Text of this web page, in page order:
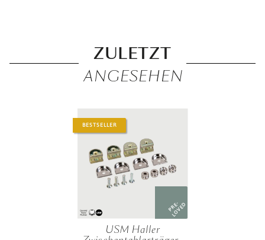
ZULETZT
ANGESEHEN
BESTSELLER
PRE-
LOVED
USM Haller